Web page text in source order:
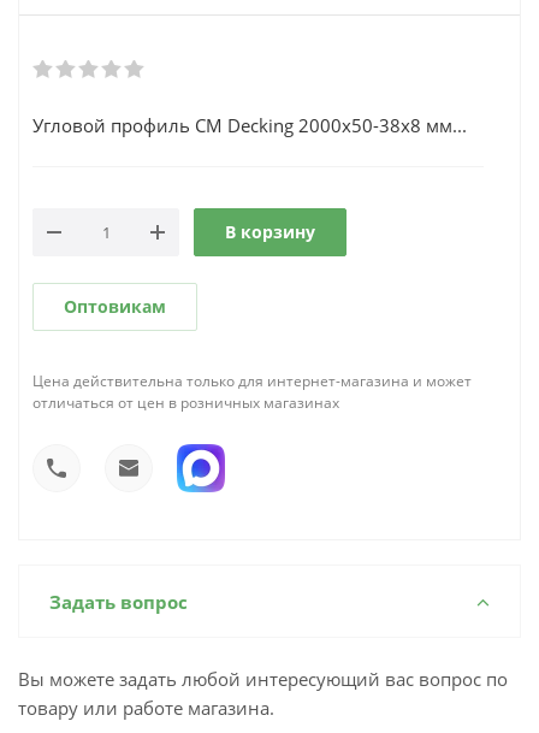
Угловой профиль CM Decking 2000х50-38х8 мм...
В корзину
Оптовикам
Цена действительна только для интернет-магазина и может
отличаться от цен в розничных магазинах
Задать вопрос
Вы можете задать любой интересующий вас вопрос по
товару или работе магазина.